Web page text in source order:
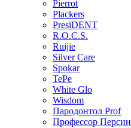
Pierrot
Plackers
PresiDENT
R.O.C.S.
Ruijie
Silver Care
Spokar
TePe
White Glo
Wisdom
Пародонтол Prof
Профессор Персин